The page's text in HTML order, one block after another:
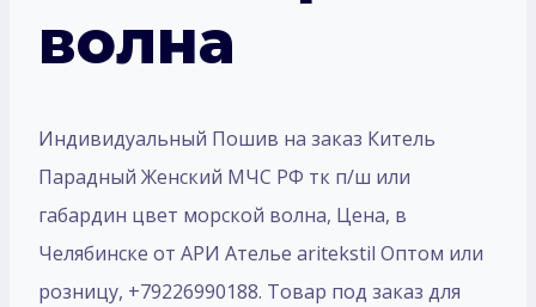
волна
Индивидуальный Пошив на заказ Китель
Парадный Женский МЧС РФ тк п/ш или
габардин цвет морской волна, Цена, в
Челябинске от АРИ Ателье aritekstil Оптом или
розницу, +79226990188. Товар под заказ для